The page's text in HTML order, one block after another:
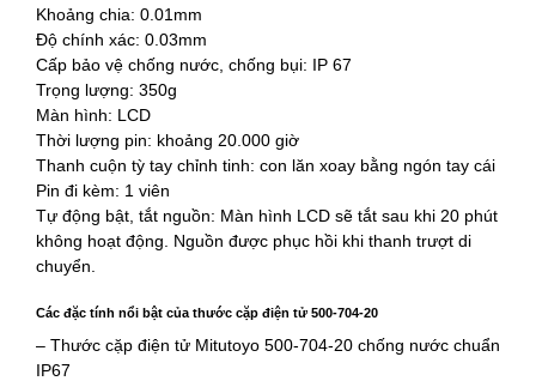
Khoảng chia: 0.01mm
Độ chính xác: 0.03mm
Cấp bảo vệ chống nước, chống bụi: IP 67
Trọng lượng: 350g
Màn hình: LCD
Thời lượng pin: khoảng 20.000 giờ
Thanh cuộn tỳ tay chỉnh tinh: con lăn xoay bằng ngón tay cái
Pin đi kèm: 1 viên
Tự động bật, tắt nguồn: Màn hình LCD sẽ tắt sau khi 20 phút
không hoạt động. Nguồn được phục hồi khi thanh trượt di
chuyển.
Các đặc tính nổi bật của thước cặp điện tử 500-704-20
– Thước cặp điện tử Mitutoyo 500-704-20 chống nước chuẩn
IP67